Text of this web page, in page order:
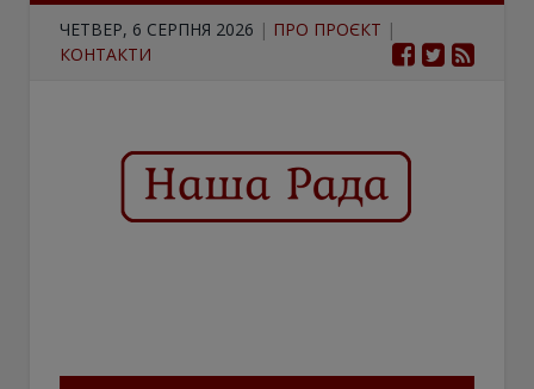
ЧЕТВЕР, 6 СЕРПНЯ 2026 | ПРО ПРОЄКТ |
КОНТАКТИ